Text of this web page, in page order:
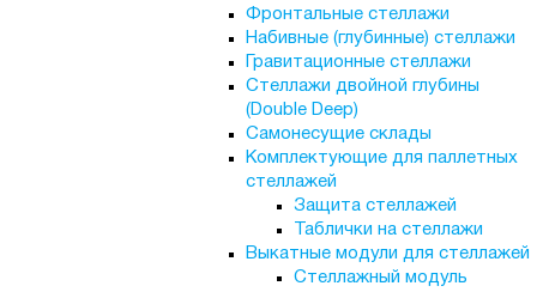
Фронтальные стеллажи
Набивные (глубинные) стеллажи
Гравитационные стеллажи
Стеллажи двойной глубины
(Double Deep)
Самонесущие склады
Комплектующие для паллетных
стеллажей
Защита стеллажей
Таблички на стеллажи
Выкатные модули для стеллажей
Стеллажный модуль